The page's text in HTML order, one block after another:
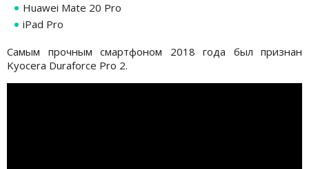
Huawei Mate 20 Pro
iPad Pro
Самым прочным смартфоном 2018 года был признан
Kyocera Duraforce Pro 2.